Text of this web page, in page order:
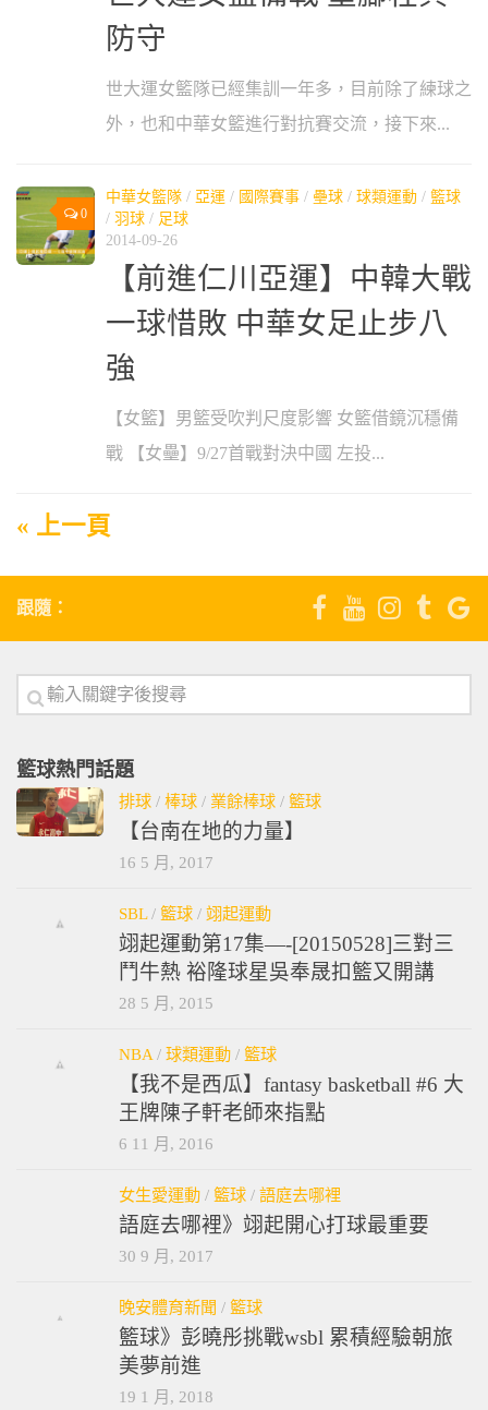
防守
世大運女籃隊已經集訓一年多，目前除了練球之
外，也和中華女籃進行對抗賽交流，接下來...
0
中華女籃隊 / 亞運 / 國際賽事 / 壘球 / 球類運動 / 籃球
/ 羽球 / 足球
2014-09-26
【前進仁川亞運】中韓大戰
一球惜敗 中華女足止步八
強
【女籃】男籃受吹判尺度影響 女籃借鏡沉穩備
戰 【女壘】9/27首戰對決中國 左投...
« 上一頁
跟隨：
籃球熱門話題
排球 / 棒球 / 業餘棒球 / 籃球
【台南在地的力量】
16 5 月, 2017
SBL/ 籃球 / 翊起運動
翊起運動第17集—-[20150528]三對三
鬥牛熱 裕隆球星吳奉晟扣籃又開講
28 5 月, 2015
NBA / 球類運動 / 籃球
【我不是西瓜】fantasy basketball #6 大
王牌陳子軒老師來指點
6 11 月, 2016
女生愛運動 / 籃球 / 語庭去哪裡
語庭去哪裡》翊起開心打球最重要
30 9 月, 2017
晚安體育新聞 / 籃球
籃球》彭曉彤挑戰wsbl 累積經驗朝旅
美夢前進
19 1 月, 2018